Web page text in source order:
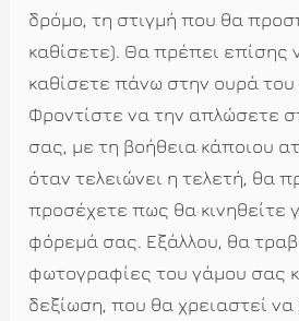
δρόμο, τη στιγμή που θα
καθίσετε). Θα πρέπει επίσης
καθίσετε πάνω στην ουρά του
Φροντίστε να την απλώσετε
σας, με τη βοήθεια κάποιου
όταν τελειώνει η τελετή, θα
προσέχετε πως θα κινηθείτε
φόρεμά σας. Εξάλλου, θα
φωτογραφίες του γάμου σας
δεξίωση, που θα χρειαστεί να